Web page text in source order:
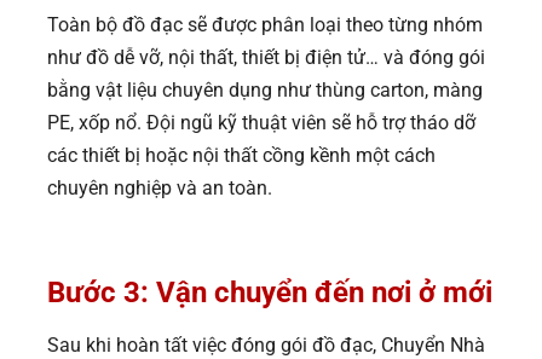
Toàn bộ đồ đạc sẽ được phân loại theo từng nhóm
như đồ dễ vỡ, nội thất, thiết bị điện tử… và đóng gói
bằng vật liệu chuyên dụng như thùng carton, màng
PE, xốp nổ. Đội ngũ kỹ thuật viên sẽ hỗ trợ tháo dỡ
các thiết bị hoặc nội thất cồng kềnh một cách
chuyên nghiệp và an toàn.
Bước 3: Vận chuyển đến nơi ở mới
Sau khi hoàn tất việc đóng gói đồ đạc, Chuyển Nhà